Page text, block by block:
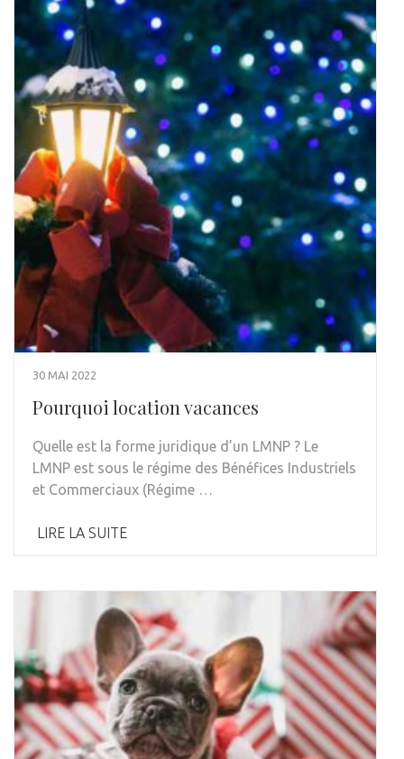
30 MAI 2022
Pourquoi location vacances
Quelle est la forme juridique d’un LMNP ? Le
LMNP est sous le régime des Bénéfices Industriels
et Commerciaux (Régime …
LIRE LA SUITE